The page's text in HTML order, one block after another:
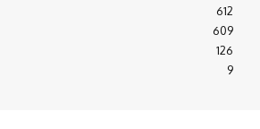
612
609
126
9